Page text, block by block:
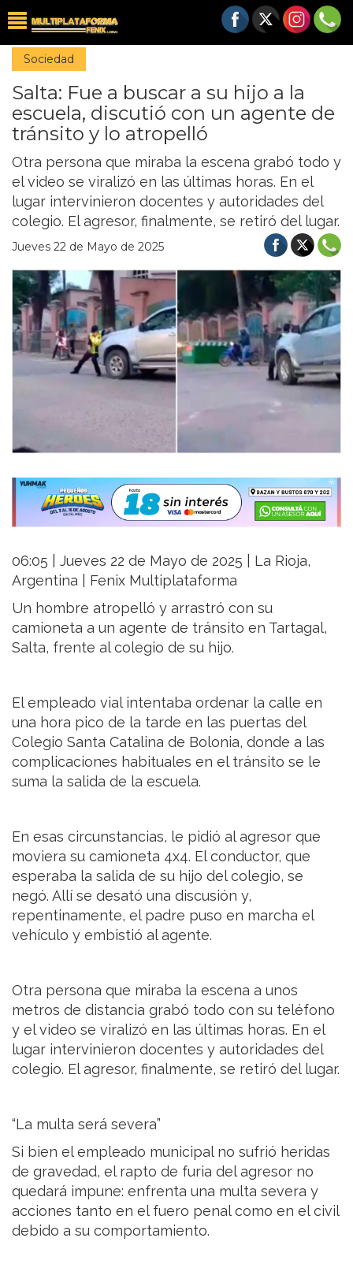
Sociedad
Salta: Fue a buscar a su hijo a la
escuela, discutió con un agente de
tránsito y lo atropelló
Otra persona que miraba la escena grabó todo y
el video se viralizó en las últimas horas. En el
lugar intervinieron docentes y autoridades del
colegio. El agresor, finalmente, se retiró del lugar.
Jueves 22 de Mayo de 2025
06:05 | Jueves 22 de Mayo de 2025 | La Rioja,
Argentina | Fenix Multiplataforma
Un hombre atropelló y arrastró con su
camioneta a un agente de tránsito en Tartagal,
Salta, frente al colegio de su hijo.
El empleado vial intentaba ordenar la calle en
una hora pico de la tarde en las puertas del
Colegio Santa Catalina de Bolonia, donde a las
complicaciones habituales en el tránsito se le
suma la salida de la escuela.
En esas circunstancias, le pidió al agresor que
moviera su camioneta 4x4. El conductor, que
esperaba la salida de su hijo del colegio, se
negó. Allí se desató una discusión y,
repentinamente, el padre puso en marcha el
vehículo y embistió al agente.
Otra persona que miraba la escena a unos
metros de distancia grabó todo con su teléfono
y el video se viralizó en las últimas horas. En el
lugar intervinieron docentes y autoridades del
colegio. El agresor, finalmente, se retiró del lugar.
“La multa será severa”
Si bien el empleado municipal no sufrió heridas
de gravedad, el rapto de furia del agresor no
quedará impune: enfrenta una multa severa y
acciones tanto en el fuero penal como en el civil
debido a su comportamiento.